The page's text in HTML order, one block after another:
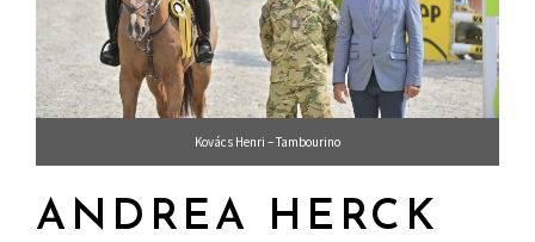
Kovács Henri – Tambourino
ANDREA HERCK